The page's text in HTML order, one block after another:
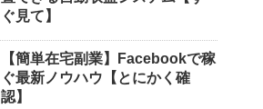
ぐ見て】
【簡単在宅副業】Facebookで稼
ぐ最新ノウハウ【とにかく確
認】